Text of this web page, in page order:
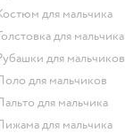
Костюм для мальчика
Толстовка для мальчика
Рубашки для мальчиков
Поло для мальчиков
Пальто для мальчика
Пижама для мальчика